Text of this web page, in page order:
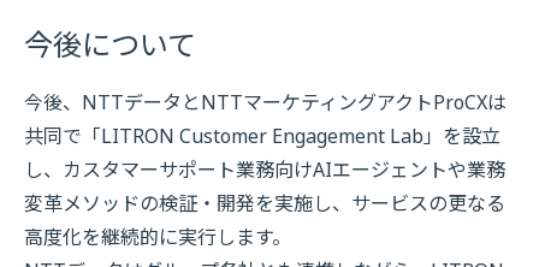
今後について
今後、NTTデータとNTTマーケティングアクトProCXは
共同で「LITRON Customer Engagement Lab」を設立
し、カスタマーサポート業務向けAIエージェントや業務
変革メソッドの検証・開発を実施し、サービスの更なる
高度化を継続的に実行します。